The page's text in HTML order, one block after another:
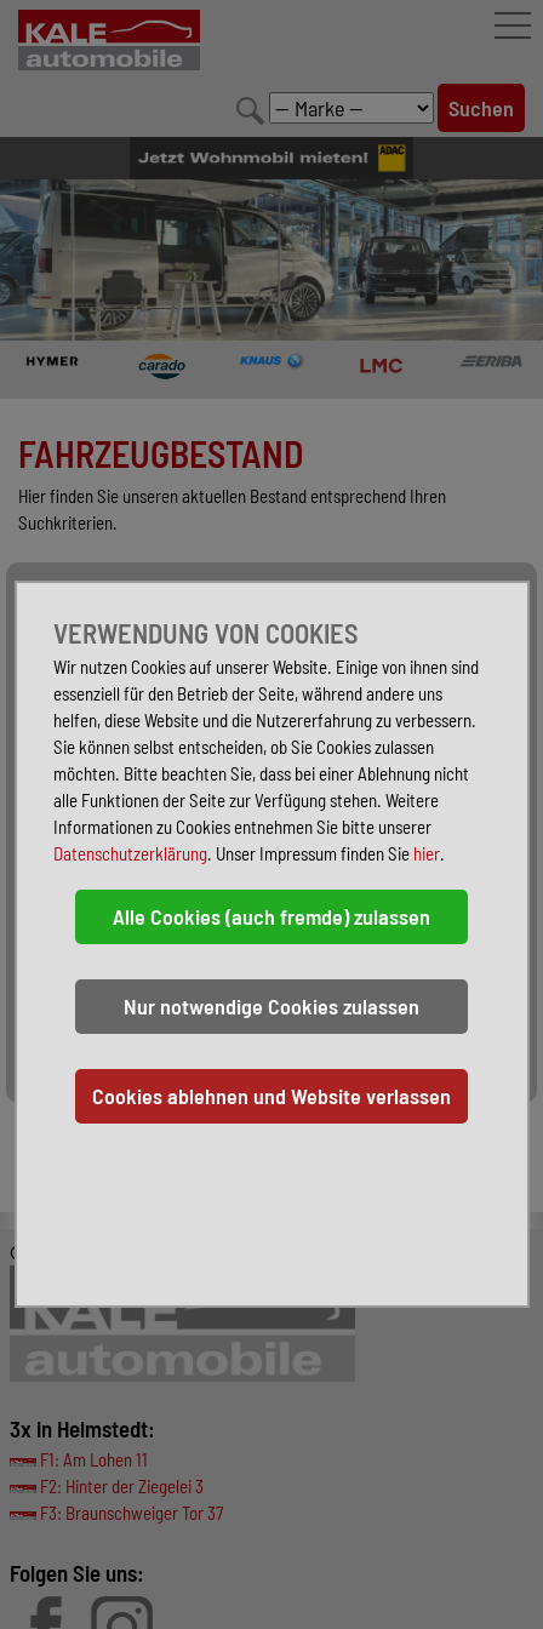
FAHRZEUGBESTAND
LEISTUNGEN
KONFIGURATOR
MARKENWELT
UNTERNEHMEN
FAHRZEUGBESTAND
Hier finden Sie unseren aktuellen Bestand entsprechend Ihren
Suchkriterien.
Alle Fahrzeuge
Sortieren:
© KALE-Automobile GmbH
3x in Helmstedt:
F1: Am Lohen 11
F2: Hinter der Ziegelei 3
F3: Braunschweiger Tor 37
Folgen Sie uns:
VERWENDUNG VON COOKIES
Wir nutzen Cookies auf unserer Website. Einige von ihnen sind
essenziell für den Betrieb der Seite, während andere uns
helfen, diese Website und die Nutzererfahrung zu verbessern.
Sie können selbst entscheiden, ob Sie Cookies zulassen
möchten. Bitte beachten Sie, dass bei einer Ablehnung nicht
alle Funktionen der Seite zur Verfügung stehen. Weitere
Informationen zu Cookies entnehmen Sie bitte unserer
Datenschutzerklärung. Unser Impressum finden Sie hier.